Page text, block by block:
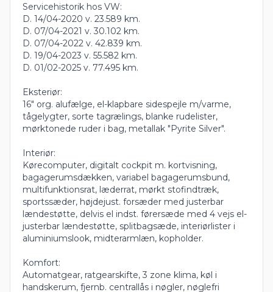
Servicehistorik hos VW:
D. 14/04-2020 v. 23.589 km.
D. 07/04-2021 v. 30.102 km.
D. 07/04-2022 v. 42.839 km.
D. 19/04-2023 v. 55.582 km.
D. 01/02-2025 v. 77.495 km.
Eksteriør:
16" org. alufælge, el-klapbare sidespejle m/varme,
tågelygter, sorte tagrælings, blanke rudelister,
mørktonede ruder i bag, metallak "Pyrite Silver".
Interiør:
Kørecomputer, digitalt cockpit m. kortvisning,
bagagerumsdækken, variabel bagagerumsbund,
multifunktionsrat, læderrat, mørkt stofindtræk,
sportssæder, højdejust. forsæder med justerbar
lændestøtte, delvis el indst. førersæde med 4 vejs el-
justerbar lændestøtte, splitbagsæde, interiørlister i
aluminiumslook, midterarmlæn, kopholder.
Komfort:
Automatgear, ratgearskifte, 3 zone klima, køl i
handskerum, fjernb. centrallås i nøgler, nøglefri